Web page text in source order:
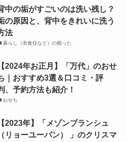
中の垢がすごいのは洗い残し？
の原因と、背中をきれいに洗う
法
暮らし（衣食住など）の困った
【2024年お正月】「万代」のおせ
｜おすすめ3選＆口コミ・評
、予約方法も紹介！
おせち
【2023年】「メゾンブランシュ
（リョーユーパン） 」のクリスマ